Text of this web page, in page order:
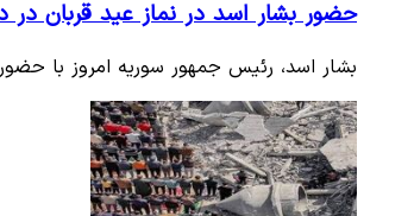
حضور بشار اسد در نماز عید قربان
بشار اسد، رئیس جمهور سوریه امروز با